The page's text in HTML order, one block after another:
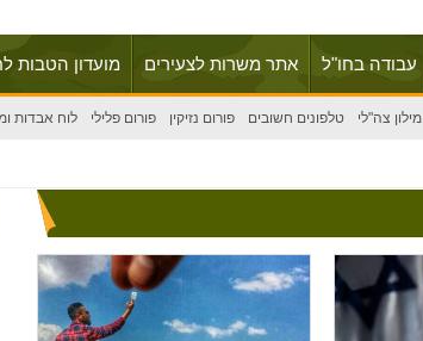
עבודה בחו"ל אתר משרות לצעירים מועדון הטבות
מילון צה"לי טלפונים חשובים פורום נזיקין פורום פלילי לוח אבדות